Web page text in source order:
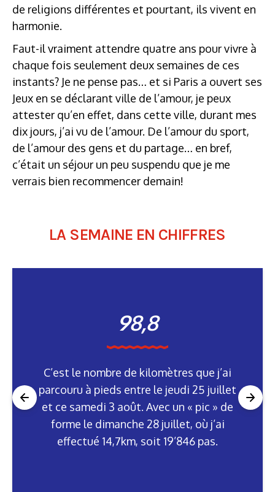
de religions différentes et pourtant, ils vivent en
harmonie.
Faut-il vraiment attendre quatre ans pour vivre à
chaque fois seulement deux semaines de ces
instants? Je ne pense pas… et si Paris a ouvert ses
Jeux en se déclarant ville de l’amour, je peux
attester qu’en effet, dans cette ville, durant mes
dix jours, j’ai vu de l’amour. De l’amour du sport,
de l’amour des gens et du partage… en bref,
c’était un séjour un peu suspendu que je me
verrais bien recommencer demain!
LA SEMAINE EN CHIFFRES
98,8
C’est le nombre de kilomètres que j’ai
parcouru à pieds entre le jeudi 25 juillet
et ce samedi 3 août. Avec un « pic » de
forme le dimanche 28 juillet, où j’ai
effectué 14,7km, soit 19’846 pas.